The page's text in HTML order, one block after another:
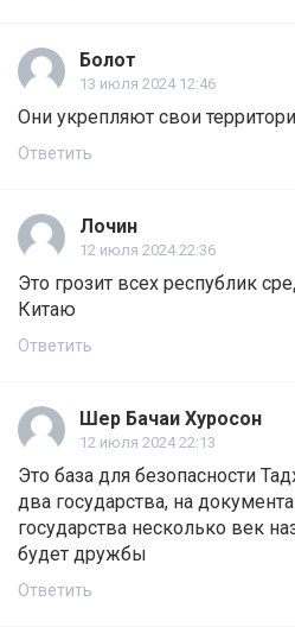
Болот
13 июля 2024 12:46
Они укрепляют свои
Ответить
Лочин
12 июля 2024 22:36
Это грозит всех республик
Китаю
Ответить
Шер Бачаи Хуросон
12 июля 2024 22:13
Это база для безопасности
два государства, на
государства несколько век
будет дружбы
Ответить